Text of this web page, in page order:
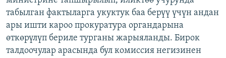
табылган фактыларга укуктук баа берүү үчүн андан
ары ишти кароо прокуратура органдарына
өткөрүлүп бериле турганы жарыяланды. Бирок
талдоочулар арасында бул комиссия негизинен